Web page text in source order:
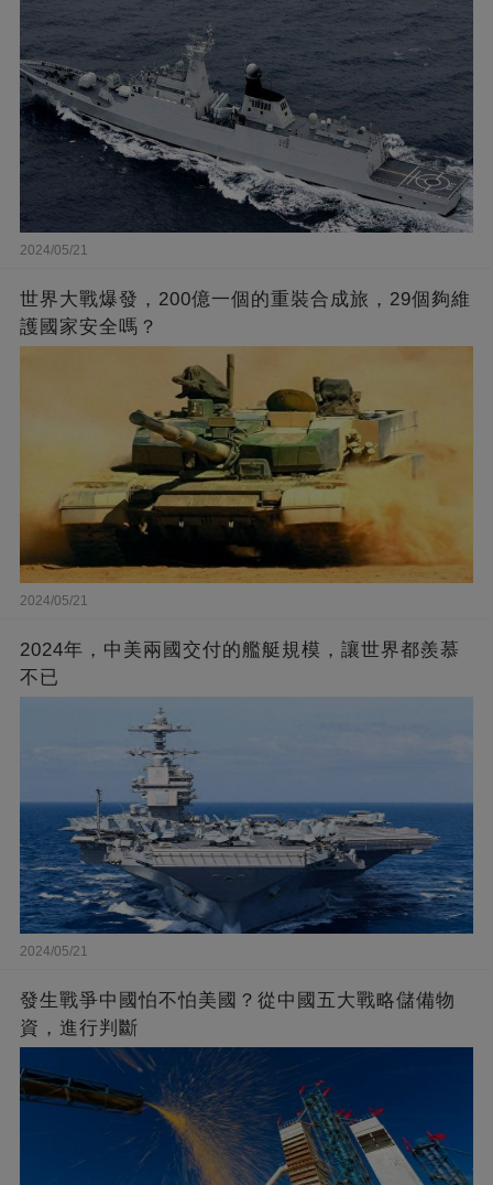
2024/05/21
世界大戰爆發，200億一個的重裝合成旅，29個夠維
護國家安全嗎？
2024/05/21
2024年，中美兩國交付的艦艇規模，讓世界都羨慕
不已
2024/05/21
發生戰爭中國怕不怕美國？從中國五大戰略儲備物
資，進行判斷